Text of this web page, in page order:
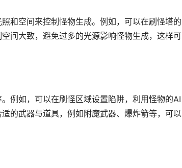
和空间来控制怪物生成。例如，可以在刷怪塔的
间大致，避免过多的光源影响怪物生成，这样可
例如，可以在刷怪区域设置陷阱，利用怪物的AI
的武器与道具，例如附魔武器、爆炸箭等，可以